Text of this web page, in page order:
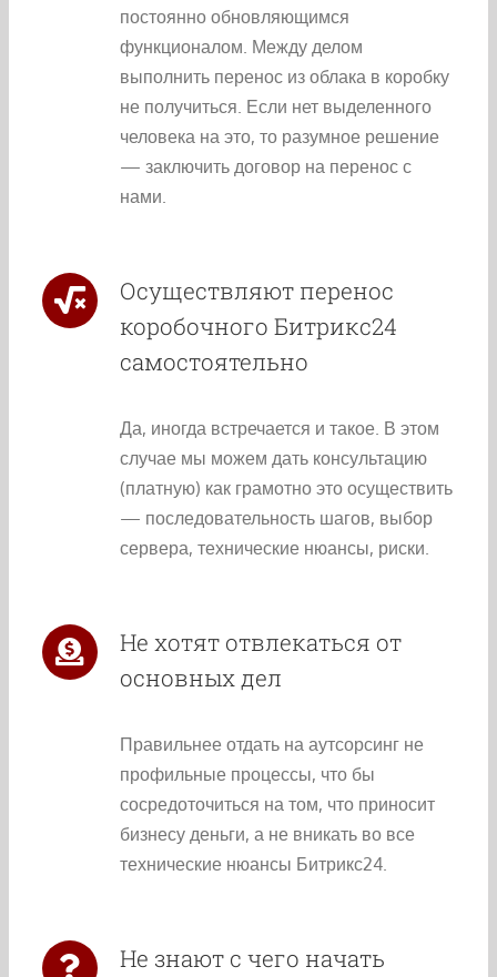
постоянно обновляющимся
функционалом. Между делом
выполнить перенос из облака в коробку
не получиться. Если нет выделенного
человека на это, то разумное решение
— заключить договор на перенос с
нами.
Осуществляют перенос
коробочного Битрикс24
самостоятельно
Да, иногда встречается и такое. В этом
случае мы можем дать консультацию
(платную) как грамотно это осуществить
— последовательность шагов, выбор
сервера, технические нюансы, риски.
Не хотят отвлекаться от
основных дел
Правильнее отдать на аутсорсинг не
профильные процессы, что бы
сосредоточиться на том, что приносит
бизнесу деньги, а не вникать во все
технические нюансы Битрикс24.
Не знают с чего начать